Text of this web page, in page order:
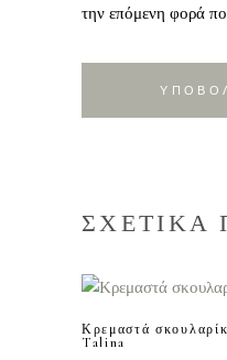
την επόμενη φορά
ΣΧΕΤΙΚΑ
Κρεμαστά
Talina